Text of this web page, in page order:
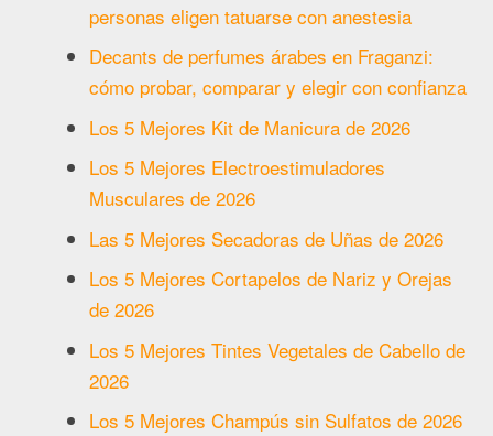
personas eligen tatuarse con anestesia
Decants de perfumes árabes en Fraganzi:
cómo probar, comparar y elegir con confianza
Los 5 Mejores Kit de Manicura de 2026
Los 5 Mejores Electroestimuladores
Musculares de 2026
Las 5 Mejores Secadoras de Uñas de 2026
Los 5 Mejores Cortapelos de Nariz y Orejas
de 2026
Los 5 Mejores Tintes Vegetales de Cabello de
2026
Los 5 Mejores Champús sin Sulfatos de 2026